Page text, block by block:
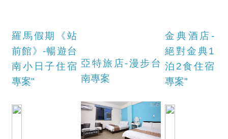
羅馬假期《站
前館》-暢遊台
南小日子住宿
專案"
亞特旅店-漫步台
南專案
金典酒店-
絕對金典1
泊2食住宿
專案"